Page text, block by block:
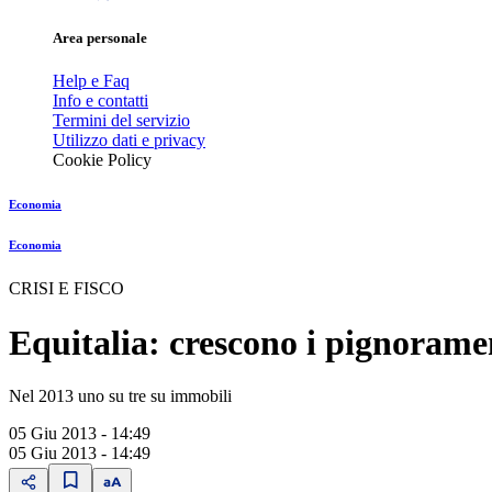
Area personale
Help e Faq
Info e contatti
Termini del servizio
Utilizzo dati e privacy
Cookie Policy
Economia
Economia
CRISI E FISCO
Equitalia: crescono i
Nel 2013 uno su tre su immobili
05 Giu 2013 - 14:49
05 Giu 2013 - 14:49